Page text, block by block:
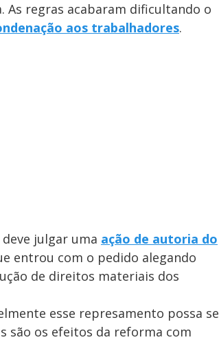
regras acabaram dificultando o
aos trabalhadores.
julgar uma ação de autoria do
entrou com o pedido alegando
de direitos materiais dos
esse represamento possa se
são os efeitos da reforma com